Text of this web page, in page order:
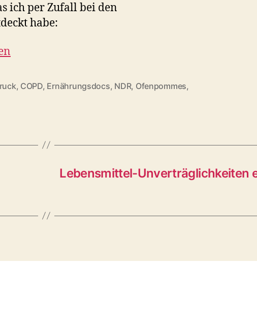
ich per Zufall bei den
habe:
, COPD, Ernährungsdocs, NDR, Ofenpommes,
Lebensmittel-Unverträglichkeiten